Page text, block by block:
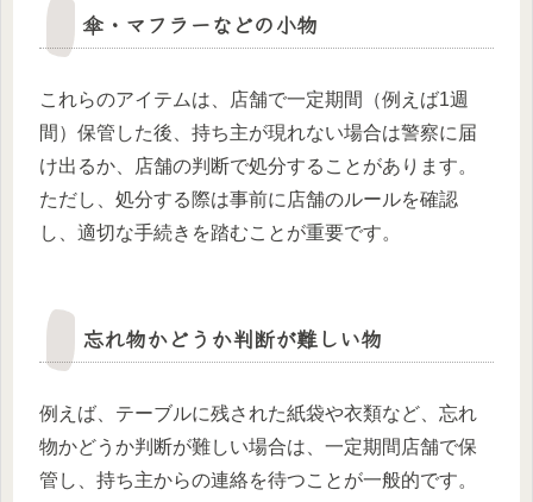
傘・マフラーなどの小物
これらのアイテムは、店舗で一定期間（例えば1週
間）保管した後、持ち主が現れない場合は警察に届
け出るか、店舗の判断で処分することがあります。
ただし、処分する際は事前に店舗のルールを確認
し、適切な手続きを踏むことが重要です。
忘れ物かどうか判断が難しい物
例えば、テーブルに残された紙袋や衣類など、忘れ
物かどうか判断が難しい場合は、一定期間店舗で保
管し、持ち主からの連絡を待つことが一般的です。